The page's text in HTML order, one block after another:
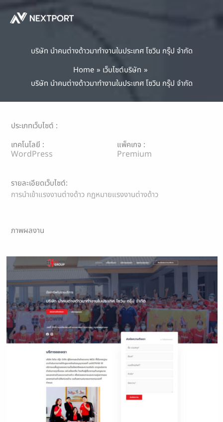
บริษัท นำคนต่างด้าวมาทำงานในประเทศ โซวิน กรุ๊ป จำกัด
Home
เว็บไซต์บริษัท
บริษัท นำคนต่างด้าวมาทำงานในประเทศ โซวิน กรุ๊ป จำกัด
ประเภทเว็บไซต์ :
เทคโนโลยี :
WordPress
แพ็คเกจ :
Premium
รายละเอียดเว็บไซต์:
การนำเข้าแรงงานต่างด้าว กฏหมายแรงงานต่างด้าว
ภาพผลงาน